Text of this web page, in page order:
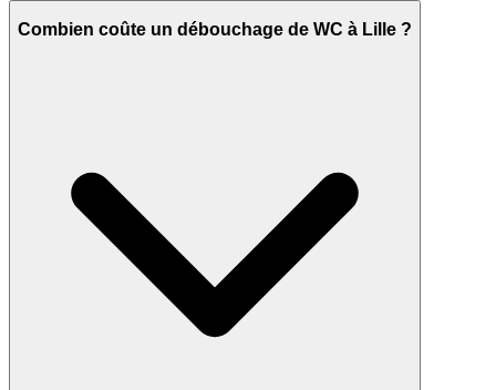
Combien coûte un débouchage de WC à Lille ?